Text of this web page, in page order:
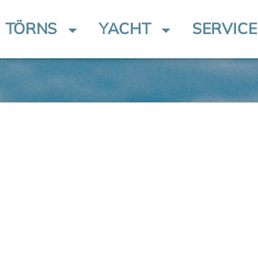
TÖRNS YACHT SERVICE